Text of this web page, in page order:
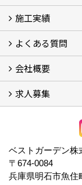
エクステリア工
施工実績
フォトギャラリ
メディア紹介・
お客様の声
よくある質問
よくある質問
会社概要
会社概要
アクセス
スタッフ紹介
スタッフブログ
LINE公式アカウ
求人募集
協力業者様・
ベストガーデン株
〒674-0084
兵庫県明石市魚